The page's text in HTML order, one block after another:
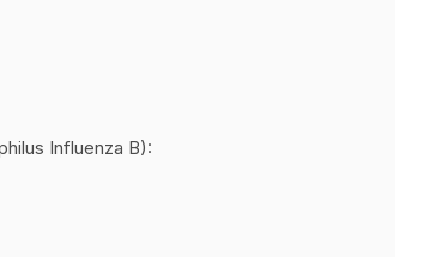
Influenza B):